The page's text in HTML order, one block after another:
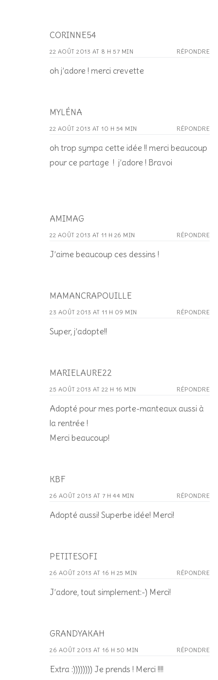
CORINNE54
22 AOÛT 2013 AT 8 H 57 MIN RÉPONDRE
oh j’adore ! merci crevette
MYLÉNA
22 AOÛT 2013 AT 10 H 54 MIN RÉPONDRE
oh trop sympa cette idée !! merci beaucoup
pour ce partage ! j’adore ! Bravoi
AMIMAG
22 AOÛT 2013 AT 11 H 26 MIN RÉPONDRE
J’aime beaucoup ces dessins !
MAMANCRAPOUILLE
23 AOÛT 2013 AT 11 H 09 MIN RÉPONDRE
Super, j’adopte!!
MARIELAURE22
25 AOÛT 2013 AT 22 H 16 MIN RÉPONDRE
Adopté pour mes porte-manteaux aussi à
la rentrée !
Merci beaucoup!
KBF
26 AOÛT 2013 AT 7 H 44 MIN RÉPONDRE
Adopté aussi! Superbe idée! Merci!
PETITESOFI
26 AOÛT 2013 AT 16 H 25 MIN RÉPONDRE
J’adore, tout simplement:-) Merci!
GRANDYAKAH
26 AOÛT 2013 AT 16 H 50 MIN RÉPONDRE
Extra :)))))))) Je prends ! Merci !!!!